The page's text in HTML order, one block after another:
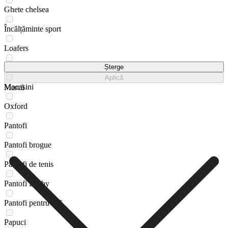
Ghete chelsea
Încălțăminte sport
Loafers
Mocasini
Oxford
Pantofi
Pantofi brogue
Pantofi de tenis
Pantofi Derby
Pantofi pentru apă
Papuci
Șterge
Aplică
Marcă